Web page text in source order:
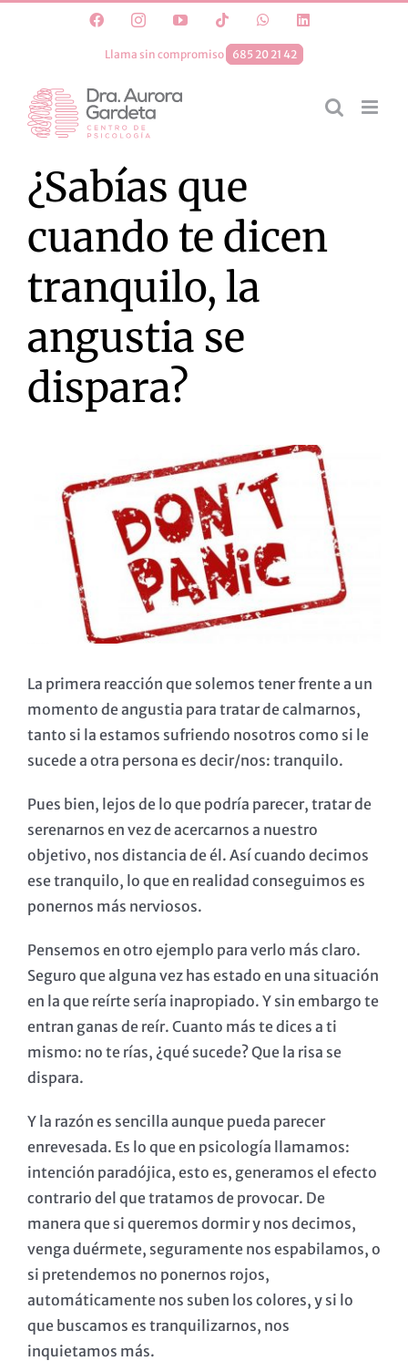
FacebookInstagramYouTube Tiktok WhatsApp
Llama sin compromiso 685 20 21 42
¿Sabías que
cuando te dicen
tranquilo, la
angustia se
dispara?
imagen
grande
La primera reacción que solemos tener frente a un
momento de angustia para tratar de calmarnos,
tanto si la estamos sufriendo nosotros como si le
sucede a otra persona es decir/nos: tranquilo.
Pues bien, lejos de lo que podría parecer, tratar de
serenarnos en vez de acercarnos a nuestro
objetivo, nos distancia de él. Así cuando decimos
ese tranquilo, lo que en realidad conseguimos es
ponernos más nerviosos.
Pensemos en otro ejemplo para verlo más claro.
Seguro que alguna vez has estado en una situación
en la que reírte sería inapropiado. Y sin embargo te
entran ganas de reír. Cuanto más te dices a ti
mismo: no te rías, ¿qué sucede? Que la risa se
dispara.
Y la razón es sencilla aunque pueda parecer
enrevesada. Es lo que en psicología llamamos:
intención paradójica, esto es, generamos el efecto
contrario del que tratamos de provocar. De
manera que si queremos dormir y nos decimos,
venga duérmete, seguramente nos espabilamos, o
si pretendemos no ponernos rojos,
automáticamente nos suben los colores, y si lo
que buscamos es tranquilizarnos, nos
inquietamos más.